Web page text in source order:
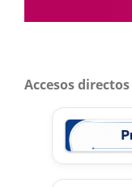
Accesos directos